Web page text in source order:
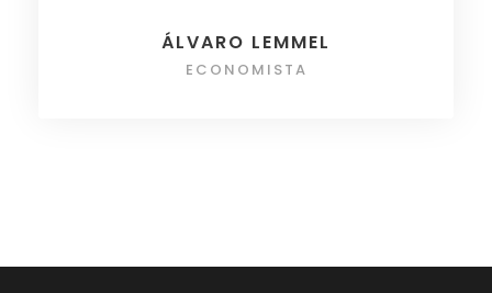
ÁLVARO LEMMEL
ECONOMISTA